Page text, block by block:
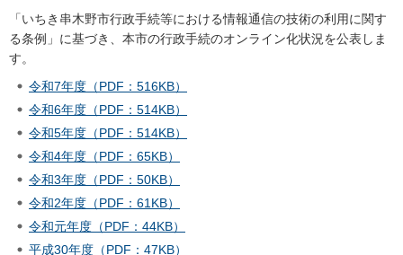
「いちき串木野市行政手続等における情報通信の技術の利用に関す
る条例」に基づき、本市の行政手続のオンライン化状況を公表しま
す。
令和7年度（PDF：516KB）
令和6年度（PDF：514KB）
令和5年度（PDF：514KB）
令和4年度（PDF：65KB）
令和3年度（PDF：50KB）
令和2年度（PDF：61KB）
令和元年度（PDF：44KB）
平成30年度（PDF：47KB）